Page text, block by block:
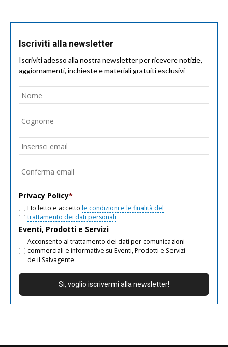
Iscriviti alla newsletter
Iscriviti adesso alla nostra newsletter per ricevere notizie,
aggiornamenti, inchieste e materiali gratuiti esclusivi
Nome
Email
Privacy Policy*
Ho letto e accetto le condizioni e le finalità del
trattamento dei dati personali
Eventi, Prodotti e Servizi
Acconsento al trattamento dei dati per comunicazioni
commerciali e informative su Eventi, Prodotti e Servizi
de il Salvagente